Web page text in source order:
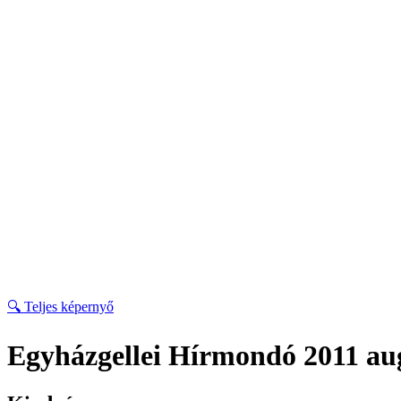
🔍 Teljes képernyő
Egyházgellei Hírmondó 2011